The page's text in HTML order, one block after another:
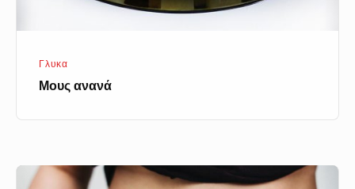
Γλυκα
Μους ανανά
Υπολογισμός